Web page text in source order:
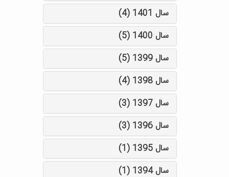
سال 1401 (4)
سال 1400 (5)
سال 1399 (5)
سال 1398 (4)
سال 1397 (3)
سال 1396 (3)
سال 1395 (1)
سال 1394 (1)